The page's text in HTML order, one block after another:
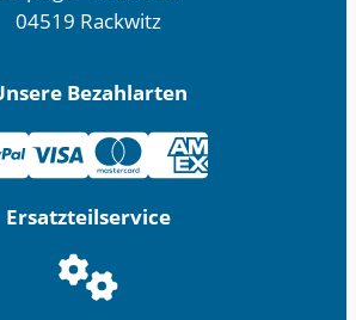
04519 Rackwitz
Bezahlarten
Ersatzteilservice